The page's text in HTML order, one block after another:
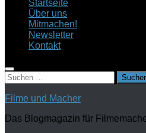
Startseite
Über uns
Mitmachen!
Newsletter
Kontakt
Suchen
nach:
Filme und Macher
Das Blogmagazin für